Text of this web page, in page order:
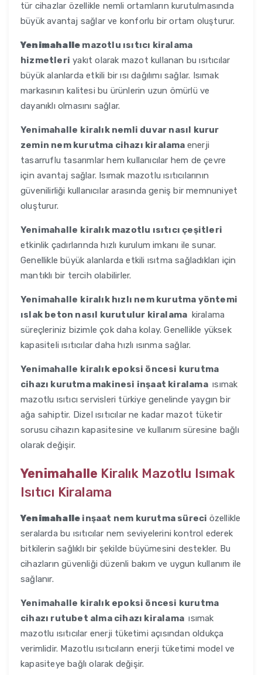
tür cihazlar özellikle nemli ortamların kurutulmasında
büyük avantaj sağlar ve konforlu bir ortam oluşturur.
Yenimahalle mazotlu ısıtıcı kiralama
hizmetleri yakıt olarak mazot kullanan bu ısıtıcılar
büyük alanlarda etkili bir ısı dağılımı sağlar. Isımak
markasının kalitesi bu ürünlerin uzun ömürlü ve
dayanıklı olmasını sağlar.
Yenimahalle kiralık nemli duvar nasıl kurur
zemin nem kurutma cihazı kiralama enerji
tasarruflu tasarımlar hem kullanıcılar hem de çevre
için avantaj sağlar. Isımak mazotlu ısıtıcılarının
güvenilirliği kullanıcılar arasında geniş bir memnuniyet
oluşturur.
Yenimahalle kiralık mazotlu ısıtıcı çeşitleri
etkinlik çadırlarında hızlı kurulum imkanı ile sunar.
Genellikle büyük alanlarda etkili ısıtma sağladıkları için
mantıklı bir tercih olabilirler.
Yenimahalle kiralık hızlı nem kurutma yöntemi
ıslak beton nasıl kurutulur kiralama kiralama
süreçleriniz bizimle çok daha kolay. Genellikle yüksek
kapasiteli ısıtıcılar daha hızlı ısınma sağlar.
Yenimahalle kiralık epoksi öncesi kurutma
cihazı kurutma makinesi inşaat kiralama ısımak
mazotlu ısıtıcı servisleri türkiye genelinde yaygın bir
ağa sahiptir. Dizel ısıtıcılar ne kadar mazot tüketir
sorusu cihazın kapasitesine ve kullanım süresine bağlı
olarak değişir.
Yenimahalle Kiralık Mazotlu Isımak
Isıtıcı Kiralama
Yenimahalle inşaat nem kurutma süreci özellikle
seralarda bu ısıtıcılar nem seviyelerini kontrol ederek
bitkilerin sağlıklı bir şekilde büyümesini destekler. Bu
cihazların güvenliği düzenli bakım ve uygun kullanım ile
sağlanır.
Yenimahalle kiralık epoksi öncesi kurutma
cihazı rutubet alma cihazı kiralama ısımak
mazotlu ısıtıcılar enerji tüketimi açısından oldukça
verimlidir. Mazotlu ısıtıcıların enerji tüketimi model ve
kapasiteye bağlı olarak değişir.